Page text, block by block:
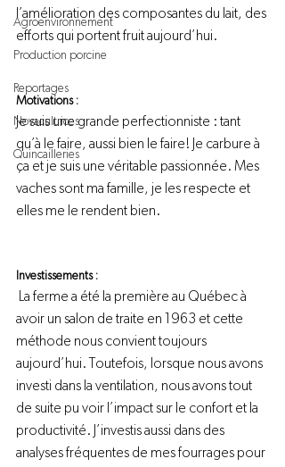
Agroenvironnement
Production porcine
Reportages
Novacultrices
Quincailleries
l’amélioration des composantes du lait, des
efforts qui portent fruit aujourd’hui.
Motivations :
Je suis une grande perfectionniste : tant
qu’à le faire, aussi bien le faire! Je carbure à
ça et je suis une véritable passionnée. Mes
vaches sont ma famille, je les respecte et
elles me le rendent bien.
Investissements :
avoir un salon de traite en 1963 et cette
méthode nous convient toujours
aujourd’hui. Toutefois, lorsque nous avons
investi dans la ventilation, nous avons tout
de suite pu voir l’impact sur le confort et la
productivité. J’investis aussi dans des
analyses fréquentes de mes fourrages pour